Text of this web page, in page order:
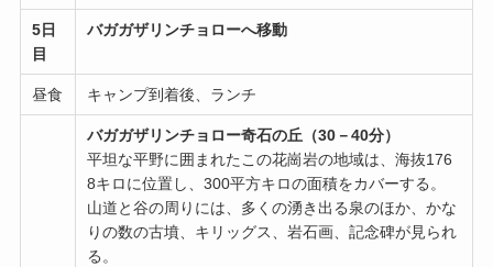
5日
目
バガガザリンチョローへ移動
昼食 キャンプ到着後、ランチ
バガガザリンチョロー奇石の丘（30－40分）
平坦な平野に囲まれたこの花崗岩の地域は、海抜176
8キロに位置し、300平方キロの面積をカバーする。
山道と谷の周りには、多くの湧き出る泉のほか、かな
りの数の古墳、キリッグス、岩石画、記念碑が見られ
る。